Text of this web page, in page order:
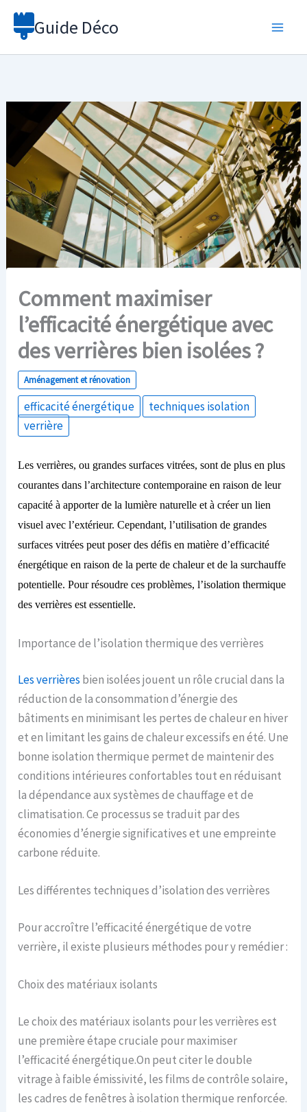
Aller
Guide Déco
Comment maximiser
l’efficacité énergétique avec
des verrières bien isolées ?
Aménagement et rénovation
efficacité énergétique
techniques isolation
verrière
Les verrières, ou grandes surfaces vitrées, sont de plus en plus
courantes dans l’architecture contemporaine en raison de leur
capacité à apporter de la lumière naturelle et à créer un lien
visuel avec l’extérieur. Cependant, l’utilisation de grandes
surfaces vitrées peut poser des défis en matière d’efficacité
énergétique en raison de la perte de chaleur et de la surchauffe
potentielle. Pour résoudre ces problèmes, l’isolation thermique
des verrières est essentielle.
Importance de l’isolation thermique des verrières
Les verrières bien isolées jouent un rôle crucial dans la
réduction de la consommation d’énergie des
bâtiments en minimisant les pertes de chaleur en hiver
et en limitant les gains de chaleur excessifs en été. Une
bonne isolation thermique permet de maintenir des
conditions intérieures confortables tout en réduisant
la dépendance aux systèmes de chauffage et de
climatisation. Ce processus se traduit par des
économies d’énergie significatives et une empreinte
carbone réduite.
Les différentes techniques d’isolation des verrières
Pour accroître l’efficacité énergétique de votre
verrière, il existe plusieurs méthodes pour y remédier :
Choix des matériaux isolants
Le choix des matériaux isolants pour les verrières est
une première étape cruciale pour maximiser
l’efficacité énergétique.On peut citer le double
vitrage à faible émissivité, les films de contrôle solaire,
les cadres de fenêtres à isolation thermique renforcée.